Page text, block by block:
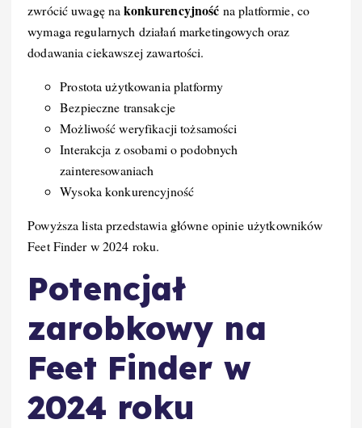
zwrócić uwagę nakonkurencyjność na platformie, co
wymaga regularnych działań marketingowych oraz
dodawania ciekawszej zawartości.
Prostota użytkowania platformy
Bezpieczne transakcje
Możliwość weryfikacji tożsamości
Interakcja z osobami o podobnych
zainteresowaniach
Wysoka konkurencyjność
Powyższa lista przedstawia główne opinie użytkowników
Feet Finder w 2024 roku.
Potencjał
zarobkowy na
Feet Finder w
2024 roku